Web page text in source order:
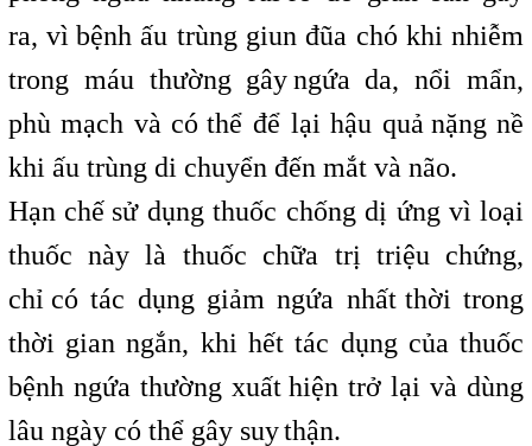
ra, vì ,bệnh ấu trùng giun đũa chó khi nhiễm
trong máu thường gây,ngứa da, nổi mẩn,
phù mạch và có tthể để lại hậu quả nặng nề
khi ấu trùng di chuyển đến mắt và não.
Hạn chế sử dụng thuốc chống dị ứng vì iloại
thuốc này là thuốc chữa trị triệu chứng,
chỉ có tác dụng giảm ngứa nhấtt thời trong
thời gian ngắn, khi hết tác dụng của thuốc
bệnh ngứa thường xuất, hiện trở lại và dùng
lâu ngày có thể gây suy,thận.